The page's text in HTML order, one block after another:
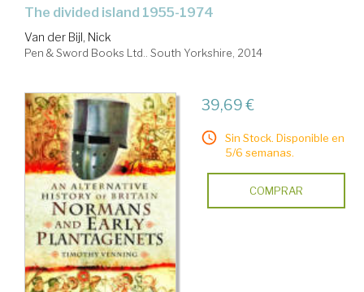
the divided island 1955-1974
Van der Bijl, Nick
Pen & Sword Books Ltd.. South Yorkshire, 2014
39,69 €
Sin Stock. Disponible en
5/6 semanas.
COMPRAR